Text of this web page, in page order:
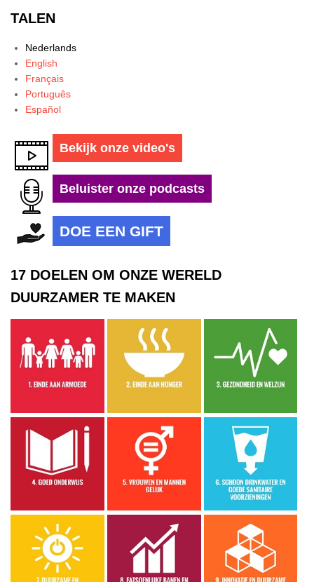
TALEN
Nederlands
English
Français
Português
Español
Bekijk onze video's
Beluister onze podcasts
DOE EEN GIFT
17 DOELEN OM ONZE WERELD
DUURZAMER TE MAKEN